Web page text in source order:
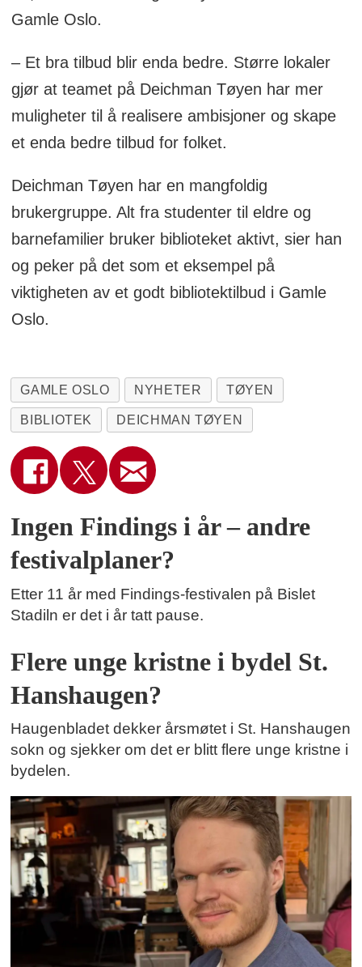
Gamle Oslo.
– Et bra tilbud blir enda bedre. Større lokaler
gjør at teamet på Deichman Tøyen har mer
muligheter til å realisere ambisjoner og skape
et enda bedre tilbud for folket.
Deichman Tøyen har en mangfoldig
brukergruppe. Alt fra studenter til eldre og
barnefamilier bruker biblioteket aktivt, sier han
og peker på det som et eksempel på
viktigheten av et godt bibliotektilbud i Gamle
Oslo.
GAMLE OSLO NYHETER TØYEN
BIBLIOTEK DEICHMAN TØYEN
Ingen Findings i år – andre
festivalplaner?
Etter 11 år med Findings-festivalen på Bislet
Stadiln er det i år tatt pause.
Flere unge kristne i bydel St.
Hanshaugen?
Haugenbladet dekker årsmøtet i St. Hanshaugen
sokn og sjekker om det er blitt flere unge kristne i
bydelen.